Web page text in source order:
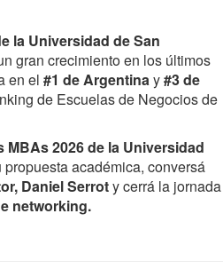
la Universidad de San
gran crecimiento en los últimos
en el #1 de Argentinay#3 de
de Escuelas de Negocios de
MBAs 2026 de la Universidad
propuesta académica, conversá
Daniel Serroty cerrá la jornada
networking.